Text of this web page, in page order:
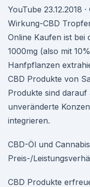
YouTube 23.12.2018
Wirkung-CBD
Online Kaufen ist bei
1000mg (also mit
Hanfpflanzen
CBD Produkte von
Produkte sind darauf
unveränderte
integrieren.
CBD-Öl und
Preis-/
CBD Produkte